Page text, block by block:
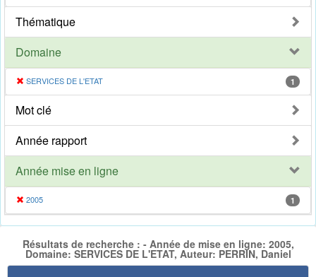
Thématique
Domaine
SERVICES DE L'ETAT 1
Mot clé
Année rapport
Année mise en ligne
2005 1
Résultats de recherche : - Année de mise en ligne: 2005,
Domaine: SERVICES DE L'ETAT, Auteur: PERRIN, Daniel